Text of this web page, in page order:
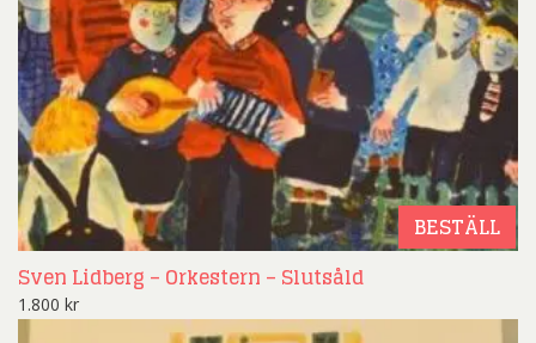
BESTÄLL
Sven Lidberg – Orkestern – Slutsåld
1.800 kr